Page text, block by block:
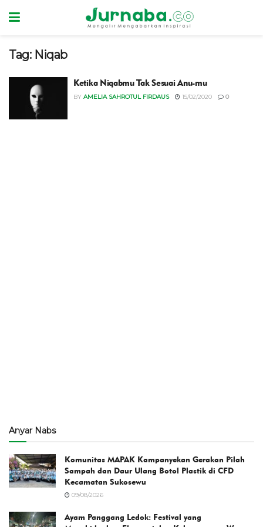
Tag: Niqab
Ketika Niqabmu Tak Sesuai Anu-mu
BY AMELIA SAHROTUL FIRDAUS 15/02/2020 0
Anyar Nabs
Komunitas MAPAK Kampanyekan Gerakan Pilah
Sampah dan Daur Ulang Botol Plastik di CFD
Kecamatan Sukosewu
09/08/2026
Ayam Panggang Ledok: Festival yang